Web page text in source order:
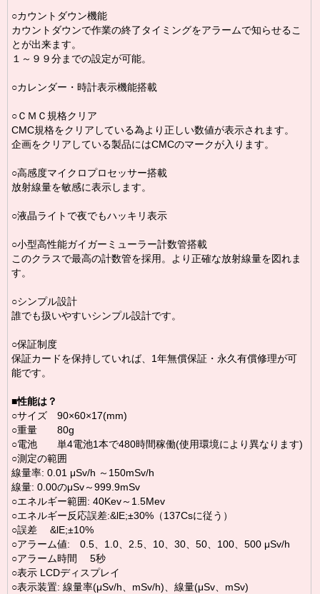
○カウントダウン機能
カウントダウンで作業の終了タイミングをアラームで知らせるこ
とが出来ます。
１～９９分までの設定が可能。
○カレンダー・時計表示機能搭載
○ＣＭＣ規格クリア
CMC規格をクリアしている為より正しい数値が表示されます。
企画をクリアしている製品にはCMCのマークが入ります。
○高感度マイクロプロセッサー搭載
放射線量を敏感に表示します。
○液晶ライトで夜でもハッキリ表示
○小型高性能ガイガーミューラー計数管搭載
このクラスで最高の計数管を採用。より正確な放射線量を図れま
す。
○シンプル設計
誰でも扱いやすいシンプル設計です。
○保証制度
保証カードを保持していれば、1年無償保証・永久有償修理が可
能です。
■性能は？
○サイズ 90×60×17(mm)
○重量 80g
○電池 単4電池1本で480時間稼働(使用環境により異なります)
○測定の範囲
線量率: 0.01 μSv/h ～150mSv/h
線量: 0.00のμSv～999.9mSv
○エネルギー範囲: 40Kev～1.5Mev
○エネルギー反応誤差:&lE;±30%（137Csに従う）
○誤差 &lE;±10%
○アラーム値: 0.5、1.0、2.5、10、30、50、100、500 μSv/h
○アラーム時間 5秒
○表示 LCDディスプレイ
○表示装置: 線量率(μSv/h、mSv/h)、線量(μSv、mSv)